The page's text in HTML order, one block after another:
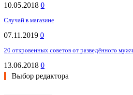
10.05.2018 0
Случай в магазине
07.11.2019 0
20 откровенных советов от разведённого
13.06.2018 0
Выбор редактора